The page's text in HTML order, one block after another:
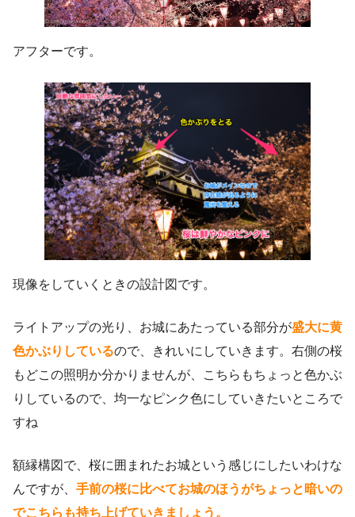
アフターです。
現像をしていくときの設計図です。
ライトアップの光り、お城にあたっている部分が盛大に黄
色かぶりしているので、きれいにしていきます。右側の桜
もどこの照明か分かりませんが、こちらもちょっと色かぶ
りしているので、均一なピンク色にしていきたいところで
すね
額縁構図で、桜に囲まれたお城という感じにしたいわけな
んですが、 手前の桜に比べてお城のほうがちょっと暗いの
でこちらも持ち上げていきましょう。